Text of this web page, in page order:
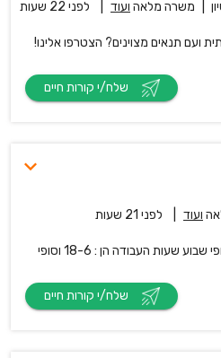
משרה מלאה ועוד לפני 22 שעות
ועם תנאים מצוינים? הצטרפו אלינו!
ועוד לפני 21 שעות
דרושים סיירים למשמרות ערב וסופי שבוע שעות העבודה הן : 18-6 וסופי